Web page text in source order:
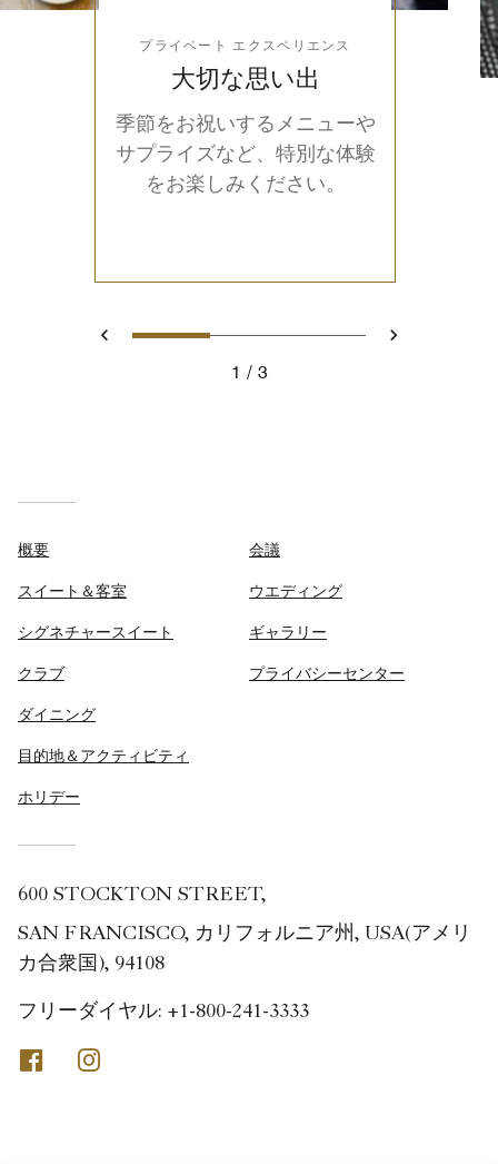
プライベート エクスペリエンス
大切な思い出
季節をお祝いするメニューや
サプライズなど、特別な体験
をお楽しみください。
戻る1 2 3 次へ
1 3
概要
スイート＆客室
シグネチャースイート
クラブ
ダイニング
目的地＆アクティビティ
ホリデー
会議
ウエディング
ギャラリー
プライバシーセンター
600 STOCKTON STREET,
SAN FRANCISCO, カリフォルニア州, USA(アメリ
カ合衆国), 94108
フリーダイヤル: +1-800-241-3333
Facebook